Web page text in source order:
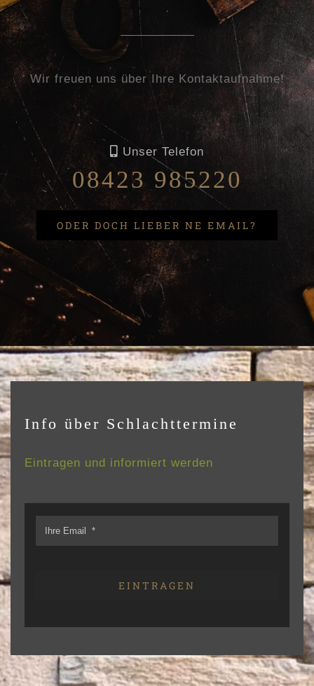
Wir freuen uns über Ihre Kontaktaufnahme!
Unser Telefon
08423 985220
ODER DOCH LIEBER NE EMAIL?
Info über Schlachttermine
Eintragen und informiert werden
EINTRAGEN